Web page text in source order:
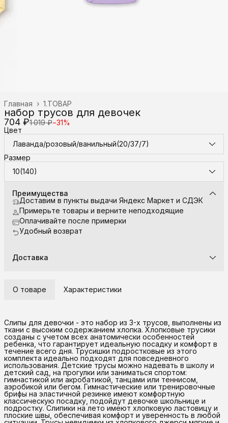
1.ТОВАР
Главная ›
набор трусов для девочек
704 ₽1 019 ₽−31%
Цвет
Лаванда/розовый/ванильный(20/37/7)
Размер
10(140)
Преимущества
Доставим в пункты выдачи Яндекс Маркет и СДЭК
Примерьте товары и верните неподходящие
Оплачивайте после примерки
Удобный возврат
Доставка
О товаре Характеристики
Слипы для девочки - это набор из 3-х трусов, выполнены из
ткани с высоким содержанием хлопка. Хлопковые трусики
созданы с учетом всех анатомически особенностей
ребенка, что гарантирует идеальную посадку и комфорт в
течение всего дня. Трусишки подростковые из этого
комплекта идеально подходят для повседневного
использования. Детские трусы можно надевать в школу и
детский сад, на прогулки или заниматься спортом:
гимнастикой или акробатикой, танцами или теннисом,
аэробикой или бегом. Гимнастические или тренировочные
брифы на эластичной резинке имеют комфортную
классическую посадку, подойдут девочке школьнице и
подростку. Слипики на лето имеют хлопковую ластовицу и
плоские швы, обеспечивая комфорт и уверенность в любой